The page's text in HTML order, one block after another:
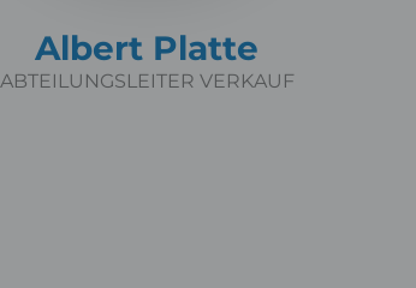
Albert Platte
ABTEILUNGSLEITER VERKAUF